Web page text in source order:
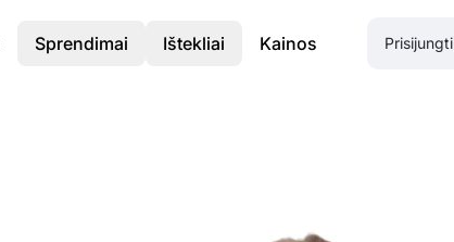
Sprendimai Ištekliai Kainos Prisijungti